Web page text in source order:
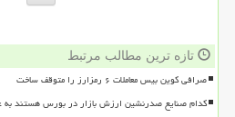
تازه ترین مطالب مرتبط
صرافی کوین بیس معاملات ۶ رمزارز را متوقف ساخت
کدام صنایع صدرنشین ارزش بازار در بورس هستند به علاوه رتبه